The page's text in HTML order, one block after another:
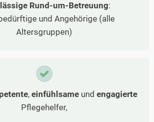
Rund-um-Betreuung:
und Angehörige (alle
Altersgruppen)
, einfühlsameund engagierte
Pflegehelfer,